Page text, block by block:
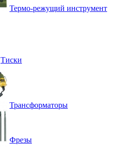
Термо-режущий инструмент
Тиски
Трансформаторы
Фрезы